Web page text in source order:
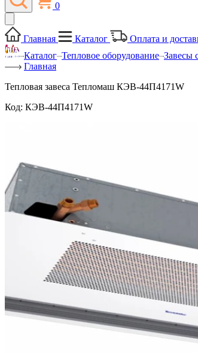
0
Главная Каталог Оплата и
Каталог Тепловое оборудование Завесы
Главная
Тепловая завеса Тепломаш КЭВ-44П4171W
Код: КЭВ-44П4171W